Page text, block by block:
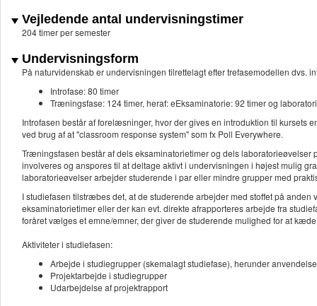
Vejledende antal undervisningstimer
204 timer per semester
Undervisningsform
På naturvidenskab er undervisningen tilrettelagt efter trefasemodellen dvs.
Introfase: 80 timer
Træningsfase: 124 timer, heraf: eEksaminatorie: 92 timer og
Introfasen består af forelæsninger, hvor der gives en introduktion til
ved brug af at "classroom response system" som fx Poll Everywhere.
Træningsfasen består af dels eksaminatorietimer og dels
involveres og anspores til at deltage aktivt i undervisningen i højest mulig
laboratorieøvelser arbejder studerende i par eller mindre grupper med
I studiefasen tilstræbes det, at de studerende arbejder med stoffet på
eksaminatorietimer eller der kan evt. direkte afrapporteres arbejde fra
foråret vælges et emne/emner, der giver de studerende mulighed for at
Aktiviteter i studiefasen:
Arbejde i studiegrupper (skemalagt studiefase), herunder
Projektarbejde i studiegrupper
Udarbejdelse af projektrapport